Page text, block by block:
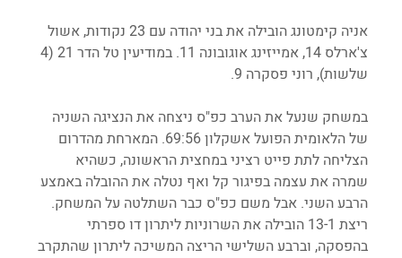
אניה קימטונג הובילה את בני יהודה עם 23 נקודות, אשול
שלשות), רוני פסקרה 9.
במשחק שנעל את הערב כפ"ס ניצחה את הנציגה השניה
של הלאומית הפועל אשקלון 69:56. המארחת מהדרום
הצליחה לתת פייט רציני במחצית הראשונה, כשהיא
שמרה את עצמה בפיגור קל ואף נטלה את ההובלה באמצע
הרבע השני. אבל משם כפ"ס כבר השתלטה על המשחק.
ריצת 13-1 הובילה את השרוניות ליתרון דו ספרתי
בהפסקה, וברבע השלישי הריצה המשיכה ליתרון שהתקרב